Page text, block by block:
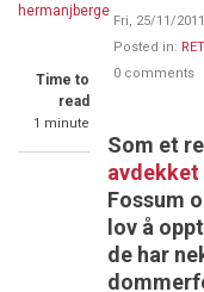
hermanjberge
Time to
read
1 minute
Fri, 25/11/
Posted in:
0 comments
Som et
avdekket
Fossum
lov å
de har